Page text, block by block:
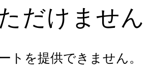
だけません
トを提供できません。